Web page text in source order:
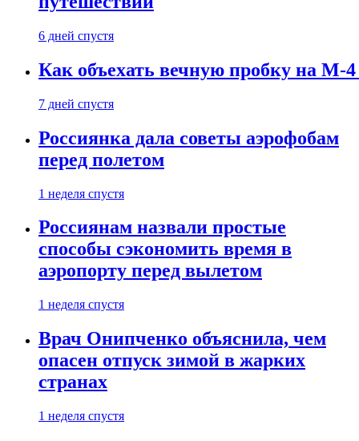
6 дней спустя
Как объехать вечную пробку на М-
7 дней спустя
Россиянка дала советы аэрофобам
перед полетом
1 неделя спустя
Россиянам назвали простые
способы сэкономить время в
аэропорту перед вылетом
1 неделя спустя
Врач Онипченко объяснила, чем
опасен отпуск зимой в жарких
странах
1 неделя спустя